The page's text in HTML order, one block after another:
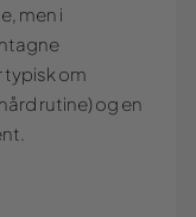
men i
typisk om
rutine) og en